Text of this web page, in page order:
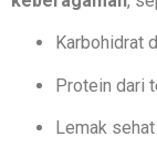
Karbohidrat
Protein dari
Lemak